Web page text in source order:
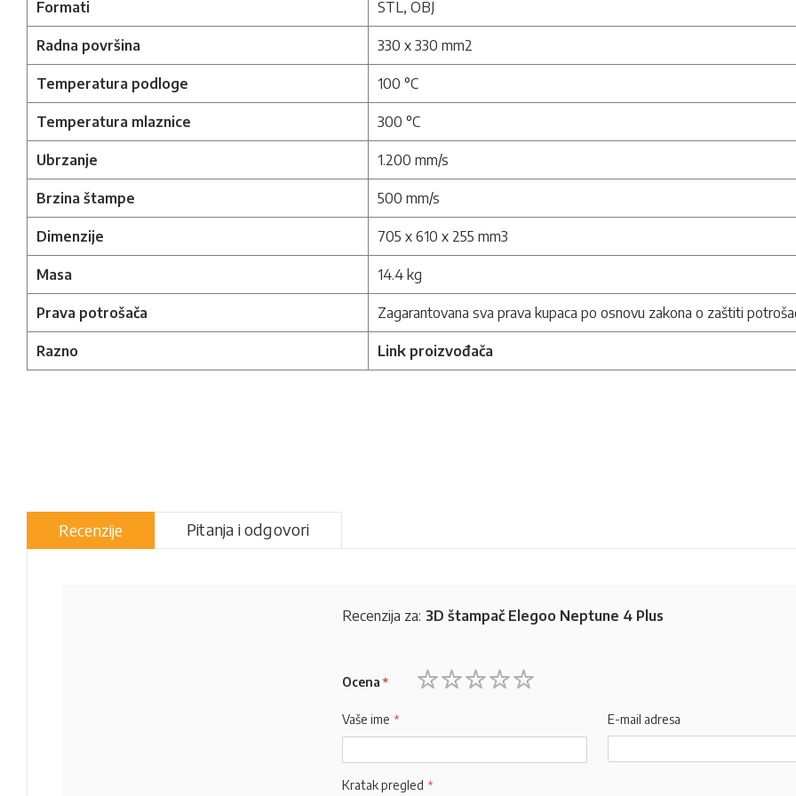
Formati STL, OBJ
Radna površina 330 x 330 mm2
Temperatura podloge 100 °C
Temperatura mlaznice 300 °C
Ubrzanje 1.200 mm/s
Brzina štampe 500 mm/s
Dimenzije 705 x 610 x 255 mm3
Masa 14.4 kg
Prava potrošača Zagarantovana sva prava kupaca po osnovu zakona o zaštiti
Razno Link proizvođača
Recenzije Pitanja i odgovori
Recenzija za: 3D štampač Elegoo Neptune 4 Plus
Ocena
Vaše ime E-mail adresa
Kratak pregled